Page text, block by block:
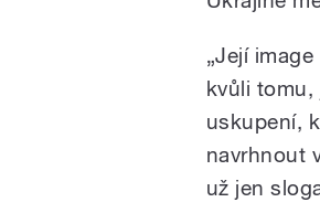
„Její
kvůli tomu,
uskupení,
navrhnout
už jen